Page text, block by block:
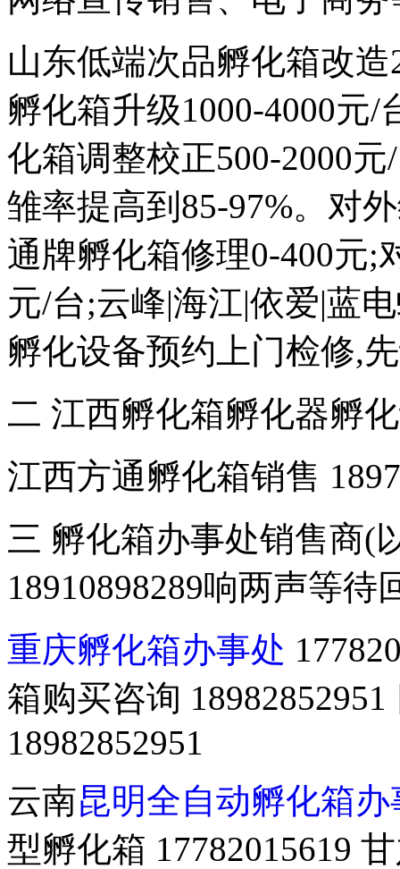
山东低端次品孵化箱改
孵化箱升级1000-4000元
化箱调整校正500-2000
雏率提高到85-97%。对
通牌孵化箱修理0-400元;
元/台;云峰|海江|依爱|蓝
孵化设备预约上门检修,
二 江西孵化箱孵化器孵
江西方通孵化箱销售
三 孵化箱办事处销售商(
18910898289响两声等
重庆孵化箱办事处
箱购买咨询
18982852951
云南昆明全自动孵化箱办
型孵化箱 17782015619